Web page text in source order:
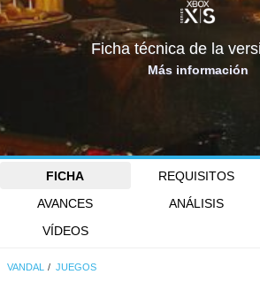
Ficha técnica de la
Más información
FICHA REQUISITOS
AVANCES
ANÁLISIS
VÍDEOS
VANDAL JUEGOS